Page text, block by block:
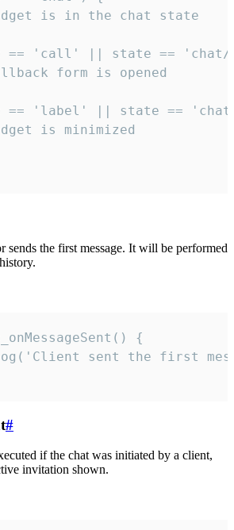
is in the chat state
== 'call' || state ==
form is opened
== 'label' || state ==
is minimized
sends the first message. It will be performed
{
sent the first
#
if the chat was initiated by a client,
invitation shown.